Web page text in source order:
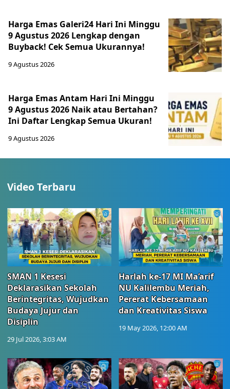
Harga Emas Galeri24 Hari Ini Minggu
9 Agustus 2026 Lengkap dengan
Buyback! Cek Semua Ukurannya!
9 Agustus 2026
Harga Emas Antam Hari Ini Minggu
9 Agustus 2026 Naik atau Bertahan?
Ini Daftar Lengkap Semua Ukuran!
9 Agustus 2026
Video Terbaru
SMAN 1 Kesesi
Deklarasikan Sekolah
Berintegritas, Wujudkan
Budaya Jujur dan
Disiplin
29 Jul 2026, 3:03 AM
Harlah ke-17 MI Ma’arif
NU Kalilembu Meriah,
Pererat Kebersamaan
dan Kreativitas Siswa
19 May 2026, 12:00 AM